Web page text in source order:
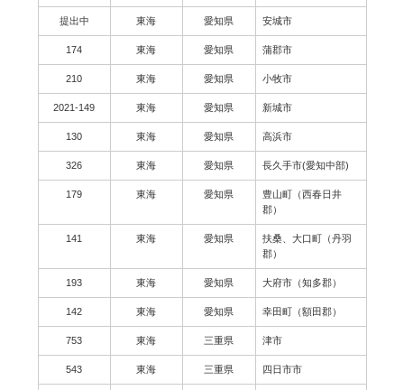
提出中 東海 愛知県 安城市
174 東海 愛知県 蒲郡市
210 東海 愛知県 小牧市
2021-149 東海 愛知県 新城市
130 東海 愛知県 高浜市
326 東海 愛知県 長久手市(愛知中部)
179 東海 愛知県
豊山町（西春日井
郡）
141 東海 愛知県
扶桑、大口町（丹羽
郡）
193 東海 愛知県 大府市（知多郡）
142 東海 愛知県 幸田町（額田郡）
753 東海 三重県 津市
543 東海 三重県 四日市市